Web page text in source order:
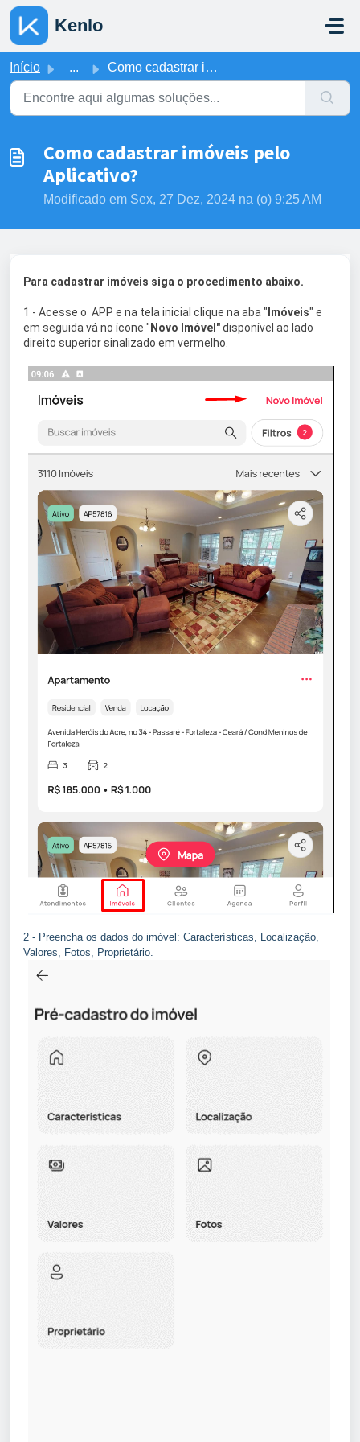
Ir para o conteúdo principal
Kenlo
Início ... Como cadastrar imóveis pelo Aplicativo?
Como cadastrar imóveis pelo
Aplicativo?
Modificado em Sex, 27 Dez, 2024 na (o) 9:25 AM
Para cadastrar imóveis siga o procedimento abaixo.
1 - Acesse o APP e na tela inicial clique na aba " Imóveis" e
em seguida vá no ícone " Novo Imóvel"disponível ao lado
direito superior sinalizado em vermelho.
2 - Preencha os dados do imóvel: Características, Localização,
Valores, Fotos, Proprietário.